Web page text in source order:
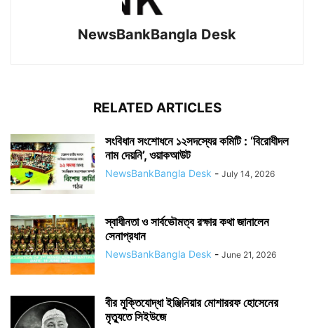
NewsBankBangla Desk
RELATED ARTICLES
সংবিধান সংশোধনে ১২সদস্যের কমিটি : ‘বিরোধীদল
নাম দেয়নি’, ওয়াকআউট
NewsBankBangla Desk - July 14, 2026
স্বাধীনতা ও সার্বভৌমত্ব রক্ষার কথা জানালেন
সেনাপ্রধান
NewsBankBangla Desk - June 21, 2026
বীর মুক্তিযোদ্ধা ইঞ্জিনিয়ার মোশাররফ হোসেনের
মৃত্যুতে সিইউজে